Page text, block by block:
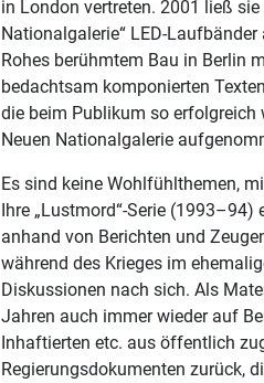
in London vertreten. 2001 ließ
Nationalgalerie“ LED-
Rohes berühmtem Bau in Berlin
bedachtsam komponierten
die beim Publikum so erfolgreich
Neuen Nationalgalerie
Es sind keine Wohlfühlthemen,
Ihre „Lustmord“-Serie (1993–94)
anhand von Berichten und
während des Krieges im
Diskussionen nach sich. Als
Jahren auch immer wieder auf
Inhaftierten etc. aus öffentlich
Regierungsdokumenten zurück,